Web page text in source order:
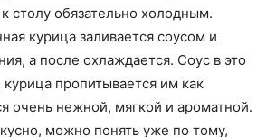
столу обязательно холодным.
курица заливается соусом и
а после охлаждается. Соус в это
курица пропитывается им как
очень нежной, мягкой и ароматной.
можно понять уже по тому,